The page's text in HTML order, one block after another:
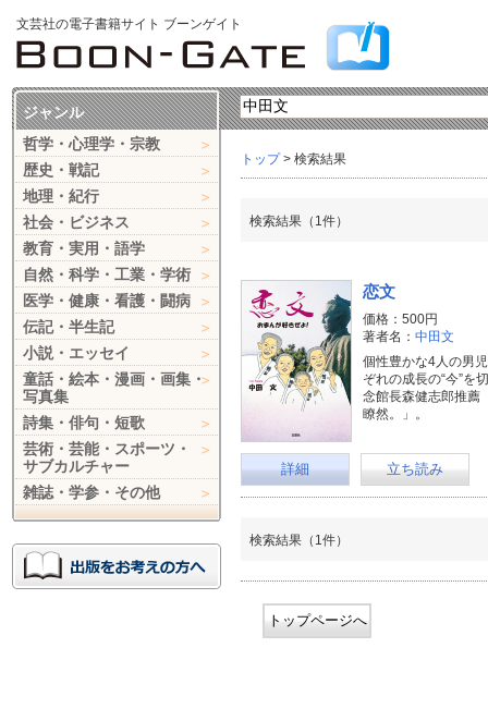
文芸社の電子書籍サイト ブーンゲイト
トップ> 検索結果
検索結果（1件）
恋文
価格：500円
著者名： 中田文
個性豊かな4人の男
ぞれの成長の“今”
念館長森健志郎推薦
瞭然。」。
詳細 立ち読み
検索結果（1件）
トップページへ
ジャンル
哲学・心理学・宗教
歴史・戦記
地理・紀行
社会・ビジネス
教育・実用・語学
自然・科学・工業・学術
医学・健康・看護・闘病
伝記・半生記
小説・エッセイ
童話・絵本・漫画・画集・
写真集
詩集・俳句・短歌
芸術・芸能・スポーツ・
サブカルチャー
雑誌・学参・その他